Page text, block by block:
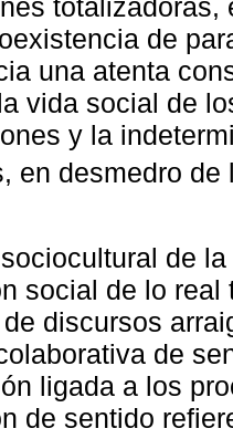
de
una atenta
vida social de
y la
en desmedro de
de
social de lo
discursos
de
ligada a los
de sentido